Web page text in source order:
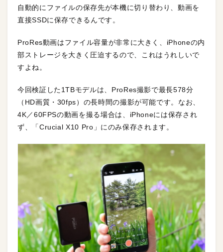
自動的にファイルの保存先が本機に切り替わり、動画を
直接SSDに保存できるんです。
ProRes動画はファイル容量が非常に大きく、iPhoneの内
部ストレージを大きく圧迫するので、これはうれしいで
すよね。
今回検証した1TBモデルは、ProRes撮影で最長578分
（HD画質・30fps）の長時間の撮影が可能です。なお、
4K／60FPSの動画を撮る場合は、iPhoneには保存され
ず、「Crucial X10 Pro」にのみ保存されます。